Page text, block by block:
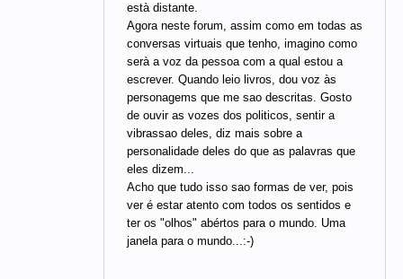
està distante.
Agora neste forum, assim como em todas as
conversas virtuais que tenho, imagino como
serà a voz da pessoa com a qual estou a
escrever. Quando leio livros, dou voz às
personagems que me sao descritas. Gosto
de ouvir as vozes dos politicos, sentir a
vibrassao deles, diz mais sobre a
personalidade deles do que as palavras que
eles dizem...
Acho que tudo isso sao formas de ver, pois
ver é estar atento com todos os sentidos e
ter os "olhos" abértos para o mundo. Uma
janela para o mundo...:-)